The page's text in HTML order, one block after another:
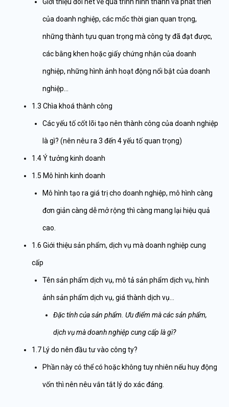
của doanh nghiệp, các mốc thời gian quan trọng,
những thành tựu quan trọng mà công ty đã đạt được,
các bằng khen hoặc giấy chứng nhận của doanh
nghiệp, những hình ảnh hoạt động nổi bật của doanh
nghiệp…
1.3 Chìa khoá thành công
Các yếu tố cốt lõi tạo nên thành công của doanh nghiệp
là gì? (nên nêu ra 3 đến 4 yếu tố quan trọng)
1.4 Ý tưởng kinh doanh
1.5 Mô hình kinh doanh
Mô hình tạo ra giá trị cho doanh nghiệp, mô hình càng
đơn giản càng dễ mở rộng thì càng mang lại hiệu quả
cao.
1.6 Giới thiệu sản phẩm, dịch vụ mà doanh nghiệp cung
cấp
Tên sản phẩm dịch vụ, mô tả sản phẩm dịch vụ, hình
ảnh sản phẩm dịch vụ, giá thành dịch vụ…
Đặc tính của sản phẩm. Ưu điểm mà các sản phẩm,
dịch vụ mà doanh nghiệp cung cấp là gì?
1.7 Lý do nên đầu tư vào công ty?
Phần này có thể có hoặc không tuy nhiên nếu huy động
vốn thì nên nêu vắn tắt lý do xác đáng.